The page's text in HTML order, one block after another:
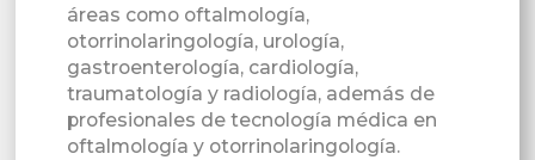
áreas como oftalmología,
otorrinolaringología, urología,
gastroenterología, cardiología,
traumatología y radiología, además de
profesionales de tecnología médica en
oftalmología y otorrinolaringología.